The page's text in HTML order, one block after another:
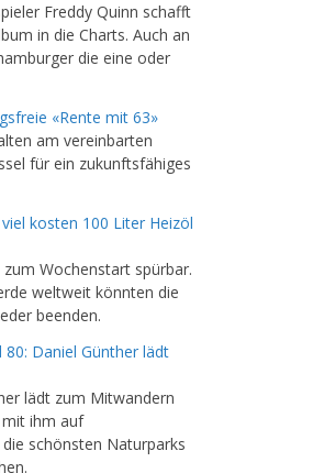
Freddy Quinn schafft
in die Charts. Auch an
die eine oder
«Rente mit 63»
am vereinbarten
für ein zukunftsfähiges
kosten 100 Liter Heizöl
Wochenstart spürbar.
weltweit könnten die
beenden.
Daniel Günther lädt
lädt zum Mitwandern
ihm auf
schönsten Naturparks